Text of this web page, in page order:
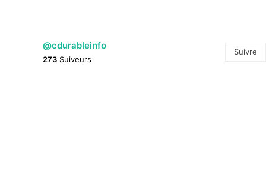
@cdurableinfo
273 Suiveurs
Suivre